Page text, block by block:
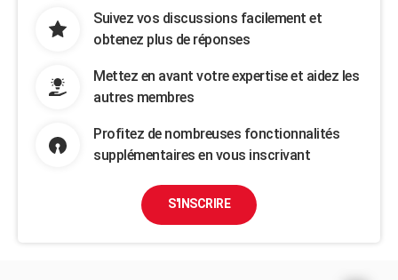
Suivez vos discussions facilement et
obtenez plus de réponses
Mettez en avant votre expertise et aidez les
autres membres
Profitez de nombreuses fonctionnalités
supplémentaires en vous inscrivant
S'INSCRIRE